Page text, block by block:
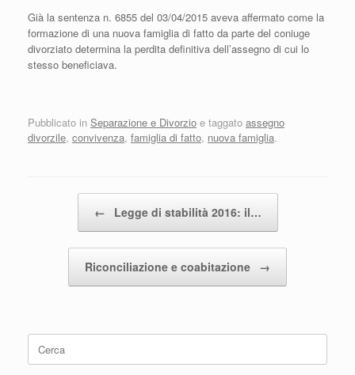
Già la sentenza n. 6855 del 03/04/2015 aveva affermato come la
formazione di una nuova famiglia di fatto da parte del coniuge
divorziato determina la perdita definitiva dell’assegno di cui lo
stesso beneficiava.
Pubblicato in Separazione e Divorzio e taggato assegno
divorzile, convivenza, famiglia di fatto, nuova famiglia.
← Legge di stabilità 2016: il…
Riconciliazione e coabitazione →
Ricerca
per: